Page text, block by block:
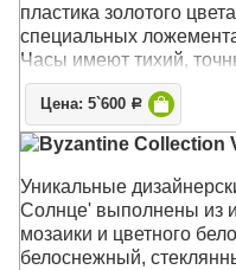
пластика золотого
специальных
Часы имеют тихий,
Young Town 12888 c
своему лаконичному
и на кухне, и в
стиля
Механизм: Кварцевый
Корпус: МДФ
Размер: 34 х 34 х 4 см
Цена: 5`600 Р
Byzantine Collection
Уникальные
Солнце' выполнены из
мозаики и цветного
белоснежный,